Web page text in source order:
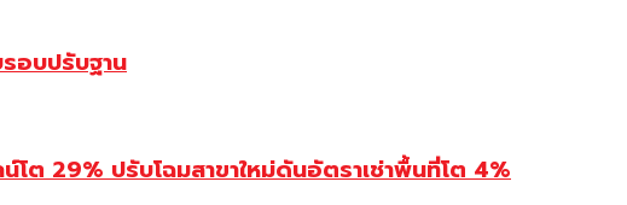
อบปรับฐาน
ต 29% ปรับโฉมสาขาใหม่ดันอัตราเช่าพื้นที่โต 4%